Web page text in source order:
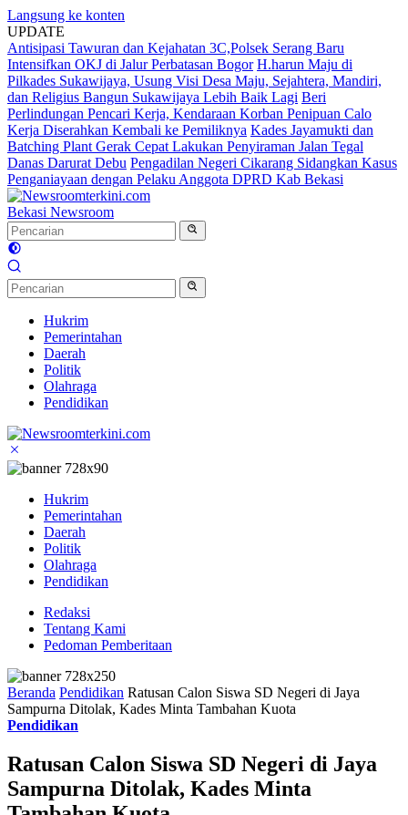
Langsung ke konten
UPDATE
Antisipasi Tawuran dan Kejahatan 3C,Polsek Serang Baru
Intensifkan OKJ di Jalur Perbatasan Bogor H.harun Maju di
Pilkades Sukawijaya, Usung Visi Desa Maju, Sejahtera, Mandiri,
dan Religius Bangun Sukawijaya Lebih Baik Lagi Beri
Perlindungan Pencari Kerja, Kendaraan Korban Penipuan Calo
Kerja Diserahkan Kembali ke Pemiliknya Kades Jayamukti dan
Batching Plant Gerak Cepat Lakukan Penyiraman Jalan Tegal
Danas Darurat Debu Pengadilan Negeri Cikarang Sidangkan Kasus
Penganiayaan dengan Pelaku Anggota DPRD Kab Bekasi
Bekasi Newsroom
Hukrim
Pemerintahan
Daerah
Politik
Olahraga
Pendidikan
Hukrim
Pemerintahan
Daerah
Politik
Olahraga
Pendidikan
Redaksi
Tentang Kami
Pedoman Pemberitaan
Beranda Pendidikan Ratusan Calon Siswa SD Negeri di Jaya
Sampurna Ditolak, Kades Minta Tambahan Kuota
Pendidikan
Ratusan Calon Siswa SD Negeri di Jaya
Sampurna Ditolak, Kades Minta